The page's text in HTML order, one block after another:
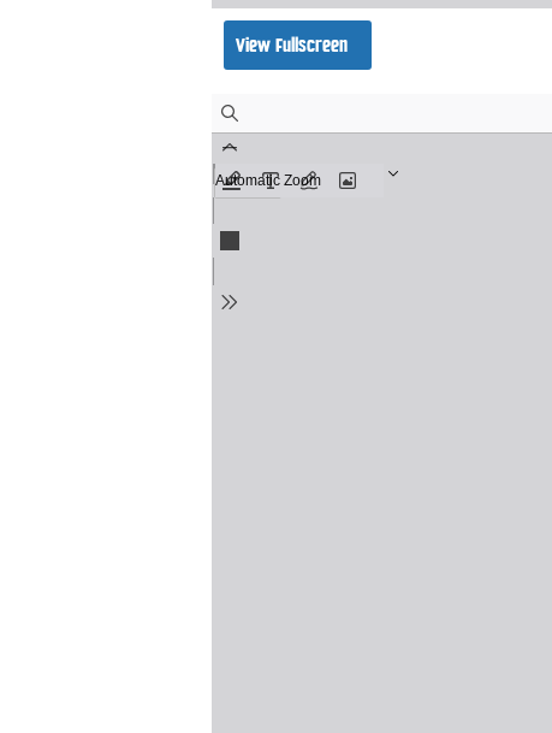
View Fullscreen